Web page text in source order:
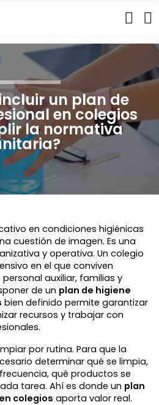
un plan de
en colegios
la normativa
en condiciones higiénicas
cuestión de imagen. Es una
y operativa. Un colegio
en el que conviven
auxiliar, familias y
de un plan de higiene
bien definido permite garantizar
recursos y trabajar con
por rutina. Para que la
determinar qué se limpia,
qué productos se
tarea. Ahí es donde un plan
colegios aporta valor real.